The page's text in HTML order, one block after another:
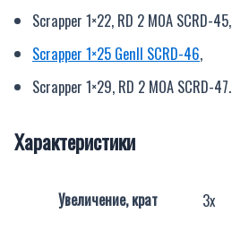
Scrapper 1×22, RD 2 MOA SCRD-45,
Scrapper 1×25 GenII SCRD-46,
Scrapper 1×29, RD 2 MOA SCRD-47.
Характеристики
Увеличение, крат 3х